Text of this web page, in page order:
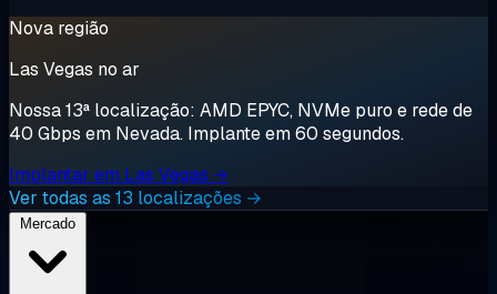
Nova região
Las Vegas no ar
Nossa 13ª localização: AMD EPYC, NVMe puro e rede de
40 Gbps em Nevada. Implante em 60 segundos.
Implantar em Las Vegas →
Ver todas as 13 localizações →